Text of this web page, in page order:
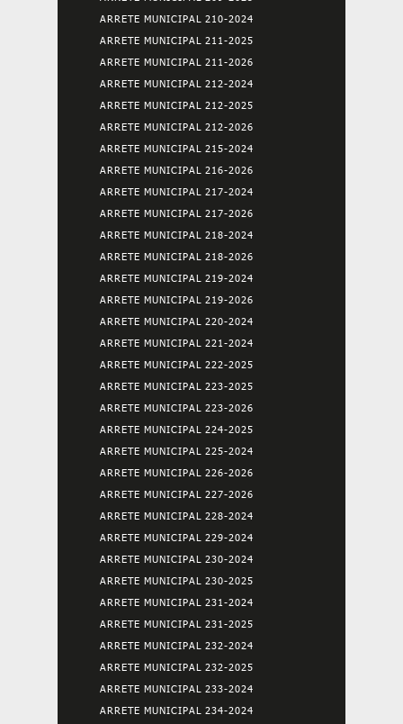
ARRETE MUNICIPAL 210-2024
ARRETE MUNICIPAL 211-2025
ARRETE MUNICIPAL 211-2026
ARRETE MUNICIPAL 212-2024
ARRETE MUNICIPAL 212-2025
ARRETE MUNICIPAL 212-2026
ARRETE MUNICIPAL 215-2024
ARRETE MUNICIPAL 216-2026
ARRETE MUNICIPAL 217-2024
ARRETE MUNICIPAL 217-2026
ARRETE MUNICIPAL 218-2024
ARRETE MUNICIPAL 218-2026
ARRETE MUNICIPAL 219-2024
ARRETE MUNICIPAL 219-2026
ARRETE MUNICIPAL 220-2024
ARRETE MUNICIPAL 221-2024
ARRETE MUNICIPAL 222-2025
ARRETE MUNICIPAL 223-2025
ARRETE MUNICIPAL 223-2026
ARRETE MUNICIPAL 224-2025
ARRETE MUNICIPAL 225-2024
ARRETE MUNICIPAL 226-2026
ARRETE MUNICIPAL 227-2026
ARRETE MUNICIPAL 228-2024
ARRETE MUNICIPAL 229-2024
ARRETE MUNICIPAL 230-2024
ARRETE MUNICIPAL 230-2025
ARRETE MUNICIPAL 231-2024
ARRETE MUNICIPAL 231-2025
ARRETE MUNICIPAL 232-2024
ARRETE MUNICIPAL 232-2025
ARRETE MUNICIPAL 233-2024
ARRETE MUNICIPAL 234-2024